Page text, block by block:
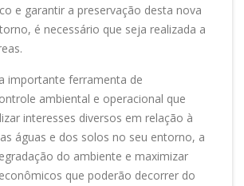
e garantir a preservação desta nova
é necessário que seja realizada a
importante ferramenta de
ambiental e operacional que
interesses diversos em relação à
águas e dos solos no seu entorno, a
do ambiente e maximizar
que poderão decorrer do